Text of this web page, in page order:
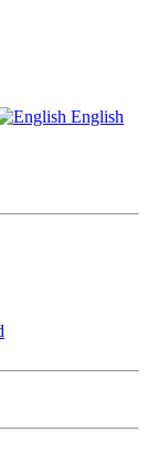
English